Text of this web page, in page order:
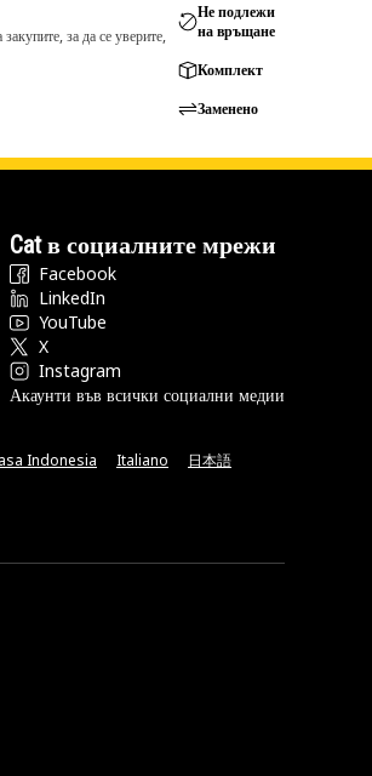
за да се уверите,
Не подлежи
на връщане
Комплект
Заменено
Cat в социалните мрежи
Facebook
LinkedIn
YouTube
X
Instagram
Акаунти във всички социални медии
Indonesia Italiano 日本語